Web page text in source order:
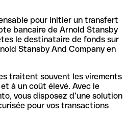
pour initier un transfert
bancaire de Arnold Stansby
le destinataire de fonds sur
Stansby And Company en
traitent souvent les virements
à un coût élevé. Avec le
vous disposez d’une solution
pour vos transactions